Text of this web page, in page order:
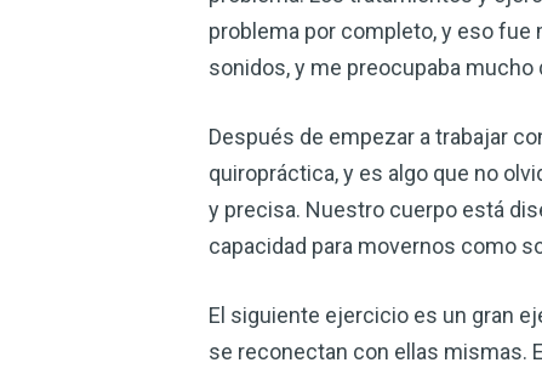
problema por completo, y eso fue
sonidos, y me preocupaba
Después de empezar a trabajar
quiropráctica, y es algo que no
y precisa. Nuestro cuerpo está
capacidad para movernos como
El siguiente ejercicio es un gran
se reconectan con ellas mismas.